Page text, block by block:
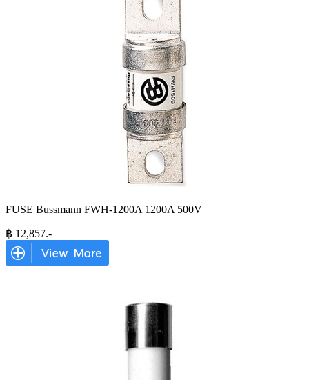
FUSE Bussmann FWH-1200A 1200A 500V
฿ 12,857.-